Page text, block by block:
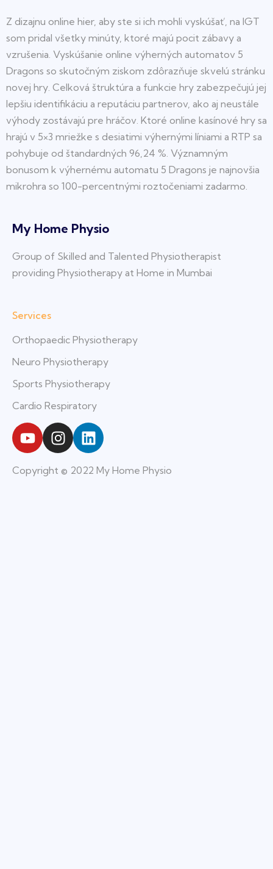
Z dizajnu online hier, aby ste si ich mohli vyskúšať, na IGT
som pridal všetky minúty, ktoré majú pocit zábavy a
vzrušenia. Vyskúšanie online výherných automatov 5
Dragons so skutočným ziskom zdôrazňuje skvelú stránku
novej hry. Celková štruktúra a funkcie hry zabezpečujú jej
lepšiu identifikáciu a reputáciu partnerov, ako aj neustále
výhody zostávajú pre hráčov. Ktoré online kasínové hry sa
hrajú v 5×3 mriežke s desiatimi výhernými líniami a RTP sa
pohybuje od štandardných 96,24 %. Významným
bonusom k výhernému automatu 5 Dragons je najnovšia
mikrohra so 100-percentnými roztočeniami zadarmo.
My Home Physio
Group of Skilled and Talented Physiotherapist
providing Physiotherapy at Home in Mumbai
Services
Orthopaedic Physiotherapy
Neuro Physiotherapy
Sports Physiotherapy
Cardio Respiratory
Copyright © 2022 My Home Physio